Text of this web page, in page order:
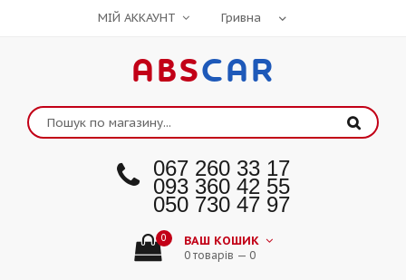
МІЙ АККАУНТ
ABSCAR
067 260 33 17
093 360 42 55
050 730 47 97
0 ВАШ КОШИК
0 товарів — 0